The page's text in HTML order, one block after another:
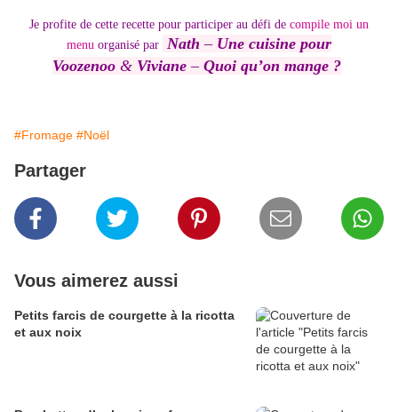
Je profite de cette recette pour participer au défi de compile moi un
menu organisé par Nath – Une cuisine pour
Voozenoo & Viviane – Quoi qu’on mange ?
#Fromage #Noël
Partager
Vous aimerez aussi
Petits farcis de courgette à la ricotta
et aux noix